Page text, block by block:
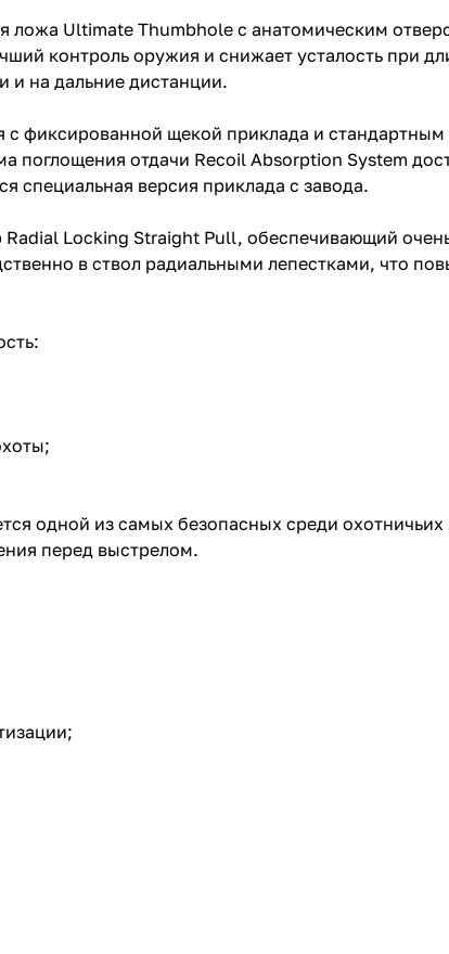
ложа Ultimate Thumbhole с анатомическим
контроль оружия и снижает усталость при
и на дальние дистанции.
фиксированной щекой приклада и
поглощения отдачи Recoil Absorption System
специальная версия приклада с завода.
Locking Straight Pull, обеспечивающий
в ствол радиальными лепестками, что
одной из самых безопасных среди
перед выстрелом.